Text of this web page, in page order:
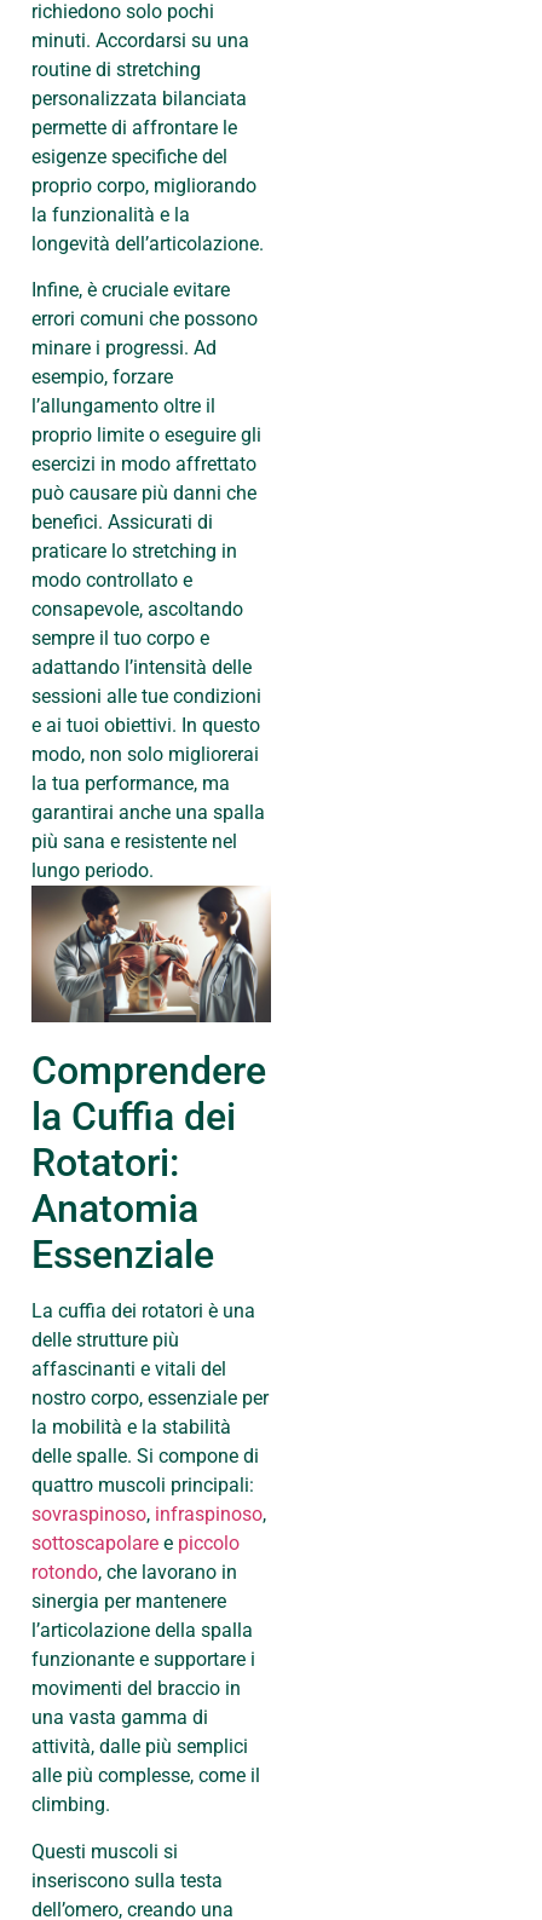
richiedono solo pochi
minuti. Accordarsi su una
routine di stretching
personalizzata bilanciata
permette di affrontare le
esigenze specifiche del
proprio corpo, migliorando
la funzionalità e la
longevità dell’articolazione.
Infine, è cruciale evitare
errori comuni che possono
minare i progressi. Ad
esempio, forzare
l’allungamento oltre il
proprio limite o eseguire gli
esercizi in modo affrettato
può causare più danni che
benefici. Assicurati di
praticare lo stretching in
modo controllato e
consapevole, ascoltando
sempre il tuo corpo e
adattando l’intensità delle
sessioni alle tue condizioni
e ai tuoi obiettivi. In questo
modo, non solo migliorerai
la tua performance, ma
garantirai anche una spalla
più sana e resistente nel
lungo periodo.
Comprendere
la Cuffia dei
Rotatori:
Anatomia
Essenziale
La cuffia dei rotatori è una
delle strutture più
affascinanti e vitali del
nostro corpo, essenziale per
la mobilità e la stabilità
delle spalle. Si compone di
quattro muscoli principali:
sovraspinoso, infraspinoso,
sottoscapolare e piccolo
rotondo, che lavorano in
sinergia per mantenere
l’articolazione della spalla
funzionante e supportare i
movimenti del braccio in
una vasta gamma di
attività, dalle più semplici
alle più complesse, come il
climbing.
Questi muscoli si
inseriscono sulla testa
dell’omero, creando una